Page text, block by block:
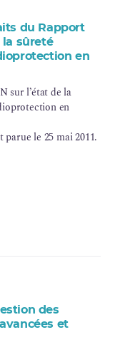
médical (en
par
du Rapport
la sûreté
en
sur l’état de la
en
le 25 mai 2011.
des
et